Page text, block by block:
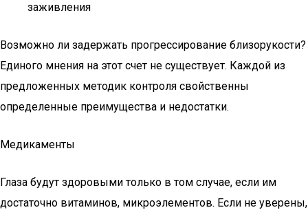
заживления
Возможно ли задержать прогрессирование близорукости?
Единого мнения на этот счет не существует. Каждой из
предложенных методик контроля свойственны
определенные преимущества и недостатки.
Медикаменты
Глаза будут здоровыми только в том случае, если им
достаточно витаминов, микроэлементов. Если не уверены,